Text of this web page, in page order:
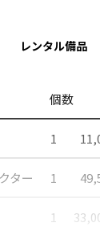
レンタル備品
個数
1
ター 1
1